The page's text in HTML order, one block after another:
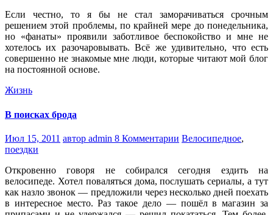
Если честно, то я бы не стал заморачиваться срочным
решением этой проблемы, по крайней мере до понедельника,
но «фанаты» проявили заботливое беспокойство и мне не
хотелось их разочаровывать. Всё же удивительно, что есть
совершенно не знакомые мне люди, которые читают мой блог
на постоянной основе.
Жизнь
В поисках брода
Июл 15, 2011 автор admin 8 Комментарии Велосипедное,
поездки
Откровенно говоря не собирался сегодня ездить на
велосипеде. Хотел поваляться дома, послушать сериалы, а тут
как назло звонок — предложили через несколько дней поехать
в интересное место. Раз такое дело — пошёл в магазин за